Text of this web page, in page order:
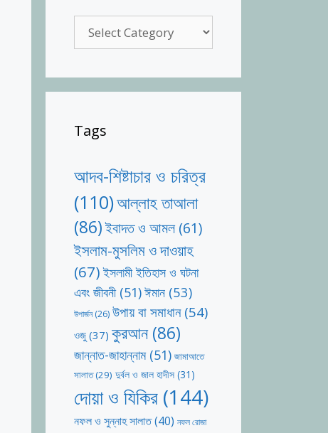
Tags
আদব-শিষ্টাচার ও চরিত্র
(110)আল্লাহ তাআলা
(86)ইবাদত ও আমল(61)
ইসলাম-মুসলিম ও দাওয়াহ
(67) ইসলামী ইতিহাস ও ঘটনা
এবং জীবনী(51)ঈমান (53)
উপার্জন(26) উপায় বা সমাধান(54)
ওজু (37) কুরআন(86)
জান্নাত-জাহান্নাম(51) জামাআতে
সালাত(29) দুর্বল ও জাল হাদীস (31)
দোয়া ও যিকির (144)
নফল ও সুন্নাহ সালাত(40) নফল রোজা